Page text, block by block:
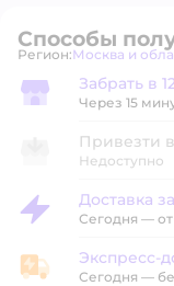
Способы
Регион:Москва и
Забрать в магазине
Забрать в
Через 15
Привезти
Недоступно
Доставка за 2 часа
Доставка
Сегодня —
Экспресс-доставка
Экспресс-
Сегодня —